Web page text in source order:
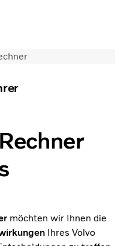
Deutschland
möchten wir Ihnen die
Ihres Volvo